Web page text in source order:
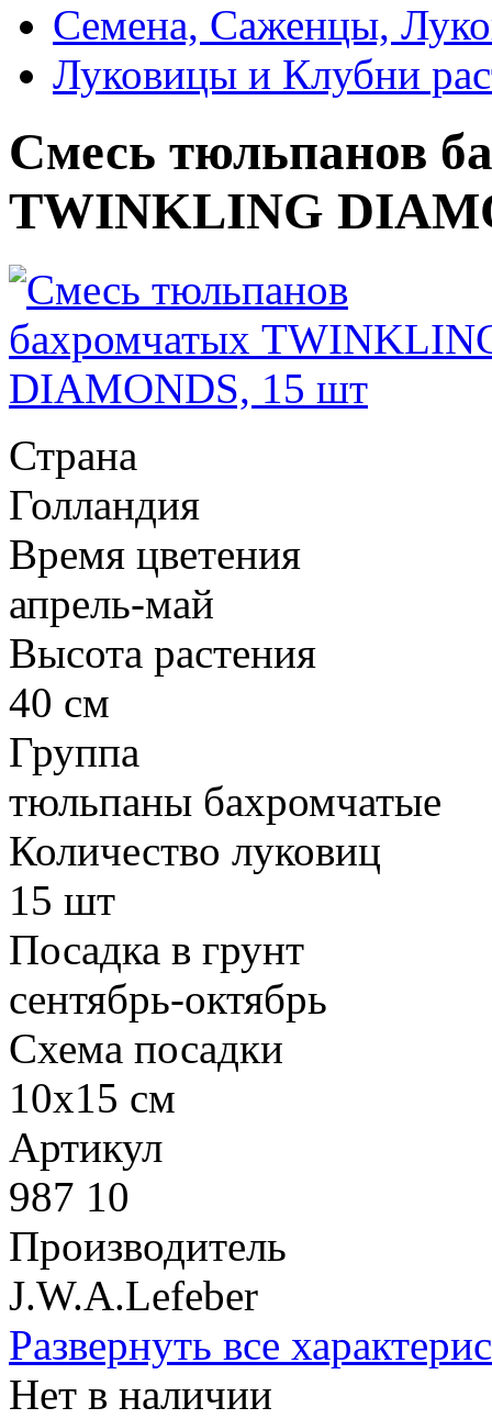
Семена, Саженцы,
Луковицы и Клубни
Смесь тюльпанов
TWINKLING
Страна
Голландия
Время цветения
апрель-май
Высота растения
40 см
Группа
тюльпаны бахромчатые
Количество луковиц
15 шт
Посадка в грунт
сентябрь-октябрь
Схема посадки
10х15 см
Артикул
987 10
Производитель
J.W.A.Lefeber
Развернуть все
Нет в наличии